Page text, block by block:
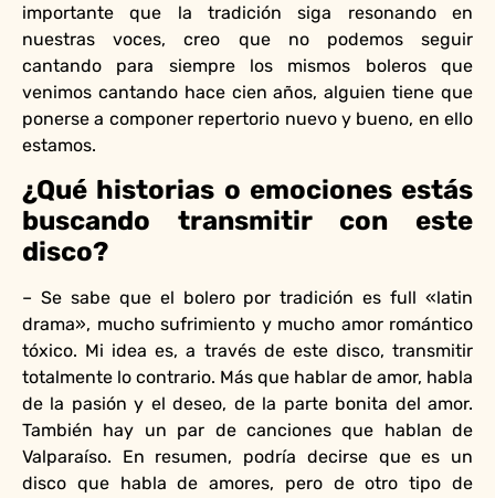
importante que la tradición siga resonando en
nuestras voces, creo que no podemos seguir
cantando para siempre los mismos boleros que
venimos cantando hace cien años, alguien tiene que
ponerse a componer repertorio nuevo y bueno, en ello
estamos.
¿Qué historias o emociones estás
buscando transmitir con este
disco?
– Se sabe que el bolero por tradición es full «latin
drama», mucho sufrimiento y mucho amor romántico
tóxico. Mi idea es, a través de este disco, transmitir
totalmente lo contrario. Más que hablar de amor, habla
de la pasión y el deseo, de la parte bonita del amor.
También hay un par de canciones que hablan de
Valparaíso. En resumen, podría decirse que es un
disco que habla de amores, pero de otro tipo de